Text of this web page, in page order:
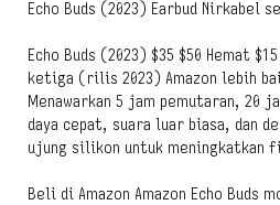
Echo Buds (2023) Earbud Nirkabel
Echo Buds (2023) $35 $50 Hemat
ketiga (rilis 2023) Amazon lebih
Menawarkan 5 jam pemutaran, 20
daya cepat, suara luar biasa, dan
ujung silikon untuk meningkatkan
Beli di Amazon Amazon Echo Buds